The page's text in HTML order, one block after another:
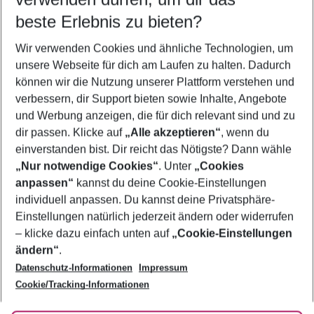
5-8 Nächte
2 Erwachsene Keine Kinder
Mehr Filter anzeigen
Footer
Footer navigation
Über uns
AGB
Bestpreisgarantie
Cookie-Einstellungen ändern
Cookie-Richtlinie
Agenturbetreuung
Barrierefreies Reisen
Folge uns
beste Erlebnis zu bieten?
Wir verwenden Cookies und ähnliche Technologien, um
unsere Webseite für dich am Laufen zu halten. Dadurch
können wir die Nutzung unserer Plattform verstehen und
verbessern, dir Support bieten sowie Inhalte, Angebote
und Werbung anzeigen, die für dich relevant sind und zu
dir passen. Klicke auf „Alle akzeptieren“, wenn du
einverstanden bist. Dir reicht das Nötigste? Dann wähle
„Nur notwendige Cookies“. Unter „Cookies
anpassen“ kannst du deine Cookie-Einstellungen
individuell anpassen. Du kannst deine Privatsphäre-
Einstellungen natürlich jederzeit ändern oder widerrufen
– klicke dazu einfach unten auf „Cookie-Einstellungen
ändern“.
Datenschutz-Informationen
Impressum
Cookie/Tracking-Informationen